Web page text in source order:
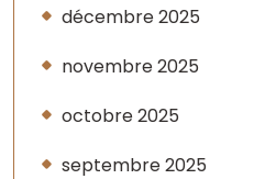
décembre 2025
novembre 2025
octobre 2025
septembre 2025